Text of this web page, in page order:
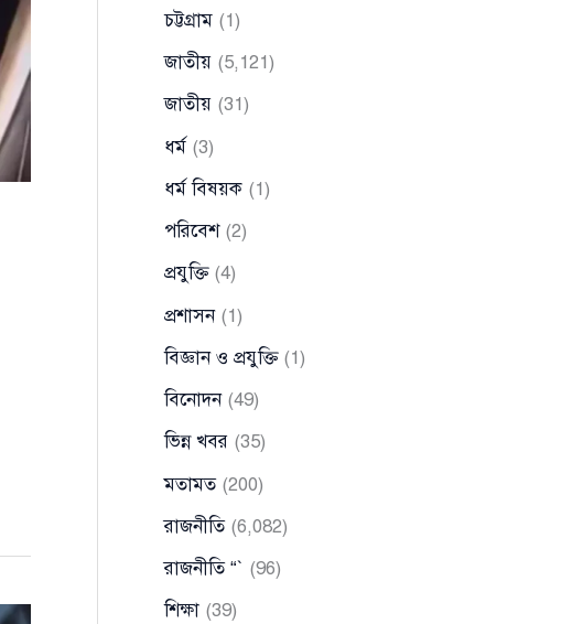
চট্টগ্রাম (1)
জাতীয় (5,121)
জাতীয় (31)
ধর্ম (3)
ধর্ম বিষয়ক (1)
পরিবেশ(2)
প্রযুক্তি(4)
প্রশাসন(1)
বিজ্ঞান ও প্রযুক্তি(1)
বিনোদন(49)
ভিন্ন খবর (35)
মতামত(200)
রাজনীতি(6,082)
রাজনীতি “` (96)
শিক্ষা (39)